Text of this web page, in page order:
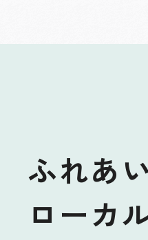
ふれあ
ローカ